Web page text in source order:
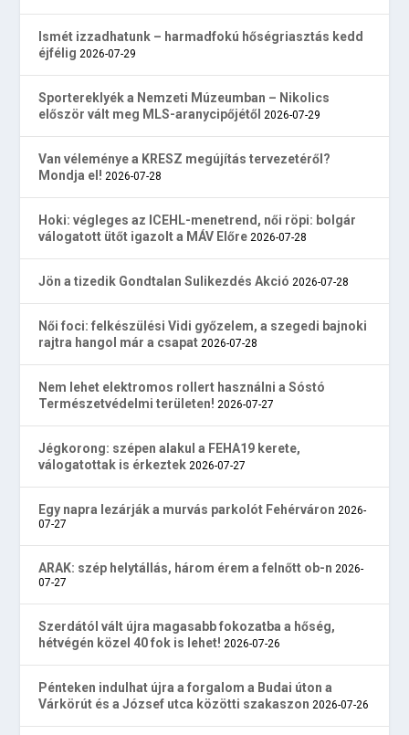
Ismét izzadhatunk – harmadfokú hőségriasztás kedd
éjfélig 2026-07-29
Sportereklyék a Nemzeti Múzeumban – Nikolics
először vált meg MLS-aranycipőjétől 2026-07-29
Van véleménye a KRESZ megújítás tervezetéről?
Mondja el! 2026-07-28
Hoki: végleges az ICEHL-menetrend, női röpi: bolgár
válogatott ütőt igazolt a MÁV Előre 2026-07-28
Jön a tizedik Gondtalan Sulikezdés Akció 2026-07-28
Női foci: felkészülési Vidi győzelem, a szegedi bajnoki
rajtra hangol már a csapat 2026-07-28
Nem lehet elektromos rollert használni a Sóstó
Természetvédelmi területen! 2026-07-27
Jégkorong: szépen alakul a FEHA19 kerete,
válogatottak is érkeztek 2026-07-27
Egy napra lezárják a murvás parkolót Fehérváron 2026-
07-27
ARAK: szép helytállás, három érem a felnőtt ob-n 2026-
07-27
Szerdától vált újra magasabb fokozatba a hőség,
hétvégén közel 40 fok is lehet! 2026-07-26
Pénteken indulhat újra a forgalom a Budai úton a
Várkörút és a József utca közötti szakaszon 2026-07-26